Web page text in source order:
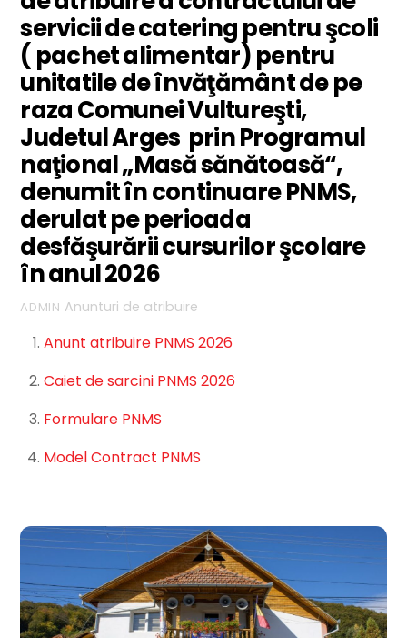
servicii de catering pentru şcoli
( pachet alimentar) pentru
unitatile de învăţământ de pe
raza Comunei Vultureşti,
Judetul Arges prin Programul
naţional „Masă sănătoasă“,
denumit în continuare PNMS,
derulat pe perioada
desfăşurării cursurilor şcolare
în anul 2026
ADMIN Anunturi de atribuire
Anunt atribuire PNMS 2026
Caiet de sarcini PNMS 2026
Formulare PNMS
Model Contract PNMS